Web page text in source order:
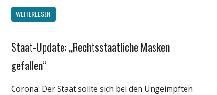
WEITERLESEN
Gesellschaft
Medien
Politik
Wirtschaft
Staat-Update: „Rechtsstaatliche Masken
gefallen“
Corona: Der Staat sollte sich bei den Ungeimpften